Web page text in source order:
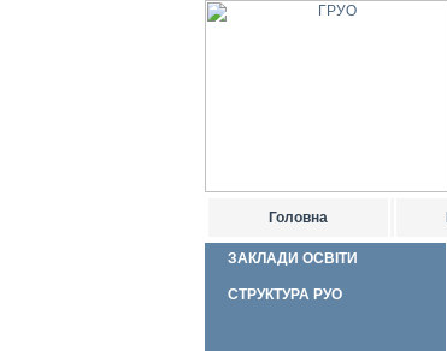
Головна
ЗАКЛАДИ ОСВІТИ
СТРУКТУРА РУО